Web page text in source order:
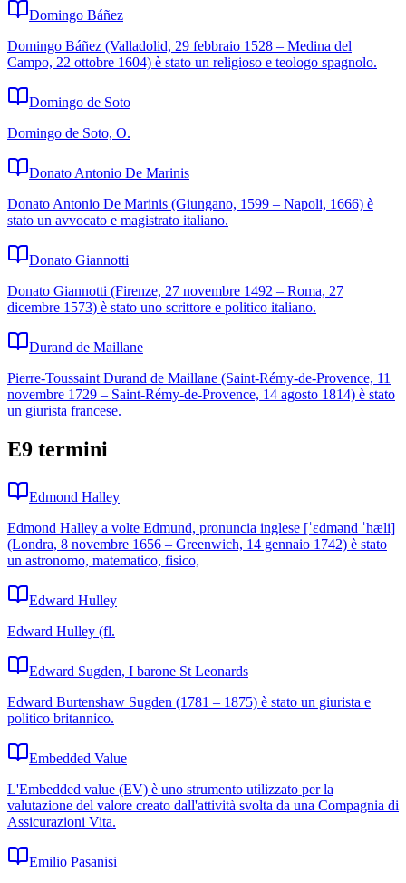
Domingo Báñez
Domingo Báñez (Valladolid, 29 febbraio 1528 – Medina del
Campo, 22 ottobre 1604) è stato un religioso e teologo spagnolo.
Domingo de Soto
Domingo de Soto, O.
Donato Antonio De Marinis
Donato Antonio De Marinis (Giungano, 1599 – Napoli, 1666) è
stato un avvocato e magistrato italiano.
Donato Giannotti
Donato Giannotti (Firenze, 27 novembre 1492 – Roma, 27
dicembre 1573) è stato uno scrittore e politico italiano.
Durand de Maillane
Pierre-Toussaint Durand de Maillane (Saint-Rémy-de-Provence, 11
novembre 1729 – Saint-Rémy-de-Provence, 14 agosto 1814) è stato
un giurista francese.
E9 termini
Edmond Halley
Edmond Halley a volte Edmund, pronuncia inglese [ˈɛdmənd ˈhæli]
(Londra, 8 novembre 1656 – Greenwich, 14 gennaio 1742) è stato
un astronomo, matematico, fisico,
Edward Hulley
Edward Hulley (fl.
Edward Sugden, I barone St Leonards
Edward Burtenshaw Sugden (1781 – 1875) è stato un giurista e
politico britannico.
Embedded Value
L'Embedded value (EV) è uno strumento utilizzato per la
valutazione del valore creato dall'attività svolta da una Compagnia di
Assicurazioni Vita.
Emilio Pasanisi